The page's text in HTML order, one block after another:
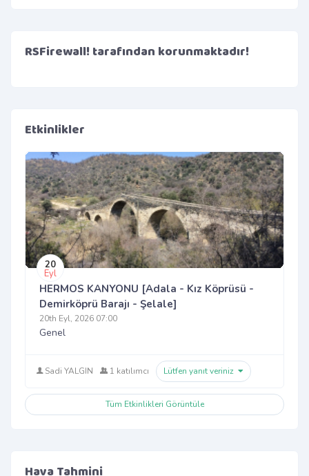
RSFirewall! tarafından korunmaktadır!
Etkinlikler
20
Eyl
HERMOS KANYONU [Adala - Kız Köprüsü -
Demirköprü Barajı - Şelale]
20th Eyl, 2026 07:00
Genel
Sadi YALGIN 1 katılımcı Lütfen yanıt veriniz
Tüm Etkinlikleri Görüntüle